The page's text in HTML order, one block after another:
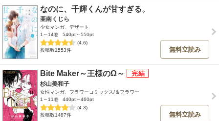
なのに、千輝くんが甘すぎる。
亜南くじら
少女マンガ、デザート
1～14巻
540pt～550pt
(4.6)
投稿数1553件
無料立読み
Bite Maker～王様のΩ～
杉山美和子
女性マンガ、フラワーコミックス/＆フラワー
1～11巻
440pt～460pt
(4.3)
投稿数1487件
無料立読み